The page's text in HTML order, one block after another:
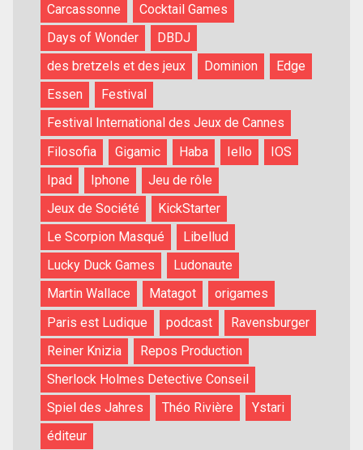
Carcassonne
Cocktail Games
Days of Wonder
DBDJ
des bretzels et des jeux
Dominion
Edge
Essen
Festival
Festival International des Jeux de Cannes
Filosofia
Gigamic Haba Iello
IOS
Ipad
Iphone
Jeu de rôle
Jeux de Société
KickStarter
Le Scorpion Masqué
Libellud
Lucky Duck Games
Ludonaute
Martin Wallace
Matagot
origames
Paris est Ludique
podcast
Ravensburger
Reiner Knizia
Repos Production
Sherlock Holmes Detective Conseil
Spiel des Jahres
Théo Rivière
Ystari
éditeur